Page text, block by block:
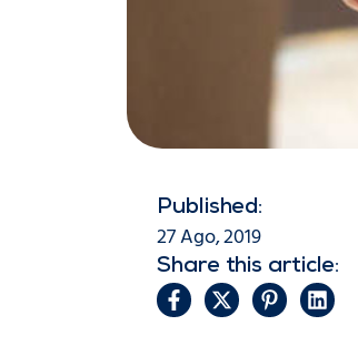
Published:
27 Ago, 2019
Share this article: